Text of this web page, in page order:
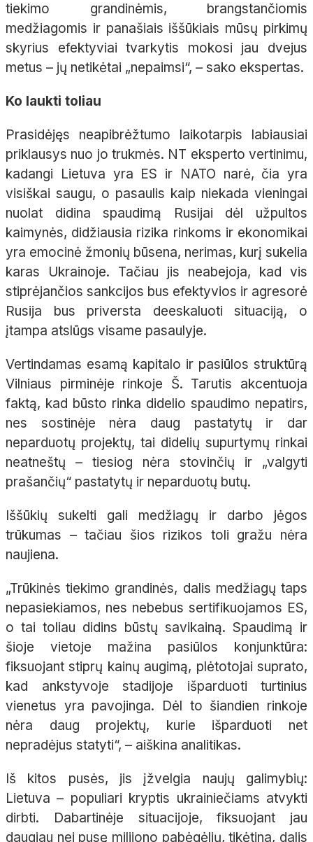
tiekimo grandinėmis, brangstančiomis
medžiagomis ir panašiais iššūkiais mūsų pirkimų
skyrius efektyviai tvarkytis mokosi jau dvejus
metus – jų netikėtai „nepaimsi“, – sako ekspertas.
Ko laukti toliau
Prasidėjęs neapibrėžtumo laikotarpis labiausiai
priklausys nuo jo trukmės. NT eksperto vertinimu,
kadangi Lietuva yra ES ir NATO narė, čia yra
visiškai saugu, o pasaulis kaip niekada vieningai
nuolat didina spaudimą Rusijai dėl užpultos
kaimynės, didžiausia rizika rinkoms ir ekonomikai
yra emocinė žmonių būsena, nerimas, kurį sukelia
karas Ukrainoje. Tačiau jis neabejoja, kad vis
stiprėjančios sankcijos bus efektyvios ir agresorė
Rusija bus priversta deeskaluoti situaciją, o
įtampa atslūgs visame pasaulyje.
Vertindamas esamą kapitalo ir pasiūlos struktūrą
Vilniaus pirminėje rinkoje Š. Tarutis akcentuoja
faktą, kad būsto rinka didelio spaudimo nepatirs,
nes sostinėje nėra daug pastatytų ir dar
neparduotų projektų, tai didelių supurtymų rinkai
neatneštų – tiesiog nėra stovinčių ir „valgyti
prašančių“ pastatytų ir neparduotų butų.
Iššūkių sukelti gali medžiagų ir darbo jėgos
trūkumas – tačiau šios rizikos toli gražu nėra
naujiena.
„Trūkinės tiekimo grandinės, dalis medžiagų taps
nepasiekiamos, nes nebebus sertifikuojamos ES,
o tai toliau didins būstų savikainą. Spaudimą ir
šioje vietoje mažina pasiūlos konjunktūra:
fiksuojant stiprų kainų augimą, plėtotojai suprato,
kad ankstyvoje stadijoje išparduoti turtinius
vienetus yra pavojinga. Dėl to šiandien rinkoje
nėra daug projektų, kurie išparduoti net
nepradėjus statyti“, – aiškina analitikas.
Iš kitos pusės, jis įžvelgia naujų galimybių:
Lietuva – populiari kryptis ukrainiečiams atvykti
dirbti. Dabartinėje situacijoje, fiksuojant jau
daugiau nei pusę milijono pabėgėlių, tikėtina, dalis